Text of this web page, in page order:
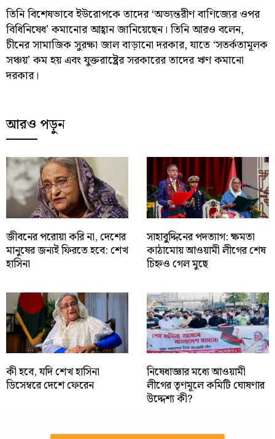
তিনি বিশেষভাবে ইউরোপকে তাদের ‘অভ্যন্তরীণ বাণিজ্যের ওপর
বিধিনিষেধ’ কমানোর আহ্বান জানিয়েছেন। তিনি আরও বলেন,
চীনের সামাজিক সুরক্ষা জাল বাড়ানো দরকার, যাতে ‘সতর্কতামূলক
সঞ্চয়’ কম হয় এবং যুক্তরাষ্ট্রের সরকারের তাদের ঋণ কমানো
দরকার।
আরও পড়ুন
জীবনের পরোয়া করি না, দেশের
মানুষের জন্যই ফিরতে হবে: শেখ
হাসিনা
সাহাবু্দ্দিনের পদত্যাগ: ক্ষমতা
কাঠামোয় আওয়ামী লীগের শেষ
চিহ্নও গেল মুছে
কী হবে, যদি শেখ হাসিনা
ডিসেম্বরে দেশে ফেরেন
নিষেধাজ্ঞার মধ্যে আওয়ামী
লীগের তৃণমূলে কমিটি ঘোষণার
উদ্দেশ্য কী?